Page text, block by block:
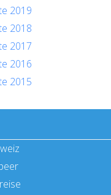
2019
2018
2017
2016
2015